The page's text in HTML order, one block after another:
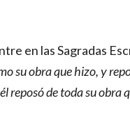
en las Sagradas
su obra que hizo, y
reposó de toda su obra